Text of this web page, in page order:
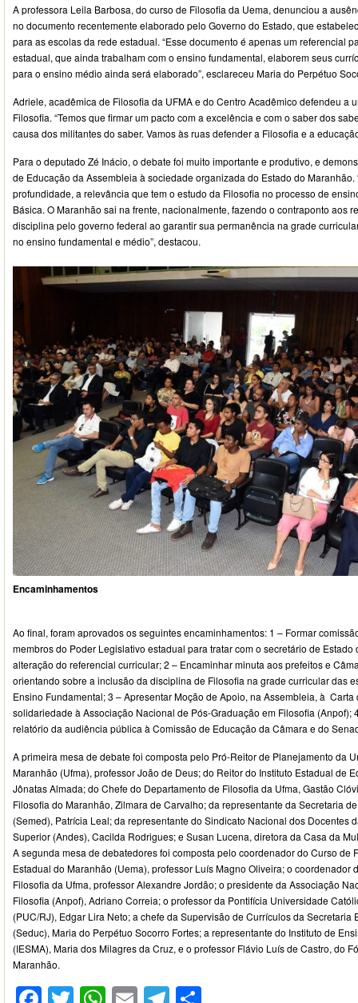
A professora Leila Barbosa, do curso de Filosofia da Uema, denunciou a
no documento recentemente elaborado pelo Governo do Estado, que
para as escolas da rede estadual. “Esse documento é apenas um referencial
estadual, que ainda trabalham com o ensino fundamental, elaborem seus
para o ensino médio ainda será elaborado”, esclareceu Maria do Perpétuo
Adriele, acadêmica de Filosofia da UFMA e do Centro Acadêmico defendeu a
Filosofia. “Temos que firmar um pacto com a excelência e com o saber dos
causa dos militantes do saber. Vamos às ruas defender a Filosofia e a
Para o deputado Zé Inácio, o debate foi muito importante e produtivo, e
de Educação da Assembleia à sociedade organizada do Estado do Maranhão.
profundidade, a relevância que tem o estudo da Filosofia no processo de
Básica. O Maranhão sai na frente, nacionalmente, fazendo o contraponto aos
disciplina pelo governo federal ao garantir sua permanência na grade
no ensino fundamental e médio”, destacou.
Encaminhamentos
Ao final, foram aprovados os seguintes encaminhamentos: 1 – Formar
membros do Poder Legislativo estadual para tratar com o secretário de Estado
alteração do referencial curricular; 2 – Encaminhar minuta aos prefeitos e
orientando sobre a inclusão da disciplina de Filosofia na grade curricular das
Ensino Fundamental; 3 – Apresentar Moção de Apoio, na Assembleia, à Carta
solidariedade à Associação Nacional de Pós-Graduação em Filosofia (Anpof);
relatório da audiência pública à Comissão de Educação da Câmara e do
A primeira mesa de debate foi composta pelo Pró-Reitor de Planejamento da
Maranhão (Ufma), professor João de Deus; do Reitor do Instituto Estadual de
Jônatas Almada; do Chefe do Departamento de Filosofia da Ufma, Gastão
Filosofia do Maranhão, Zilmara de Carvalho; da representante da Secretaria
(Semed), Patrícia Leal; da representante do Sindicato Nacional dos Docentes
Superior (Andes), Cacilda Rodrigues; e Susan Lucena, diretora da Casa da
A segunda mesa de debatedores foi composta pelo coordenador do Curso de
Estadual do Maranhão (Uema), professor Luís Magno Oliveira; o coordenador
Filosofia da Ufma, professor Alexandre Jordão; o presidente da Associação
Filosofia (Anpof), Adriano Correia; o professor da Pontifícia Universidade
(PUC/RJ), Edgar Lira Neto; a chefe da Supervisão de Currículos da Secretaria
(Seduc), Maria do Perpétuo Socorro Fortes; a representante do Instituto de
(IESMA), Maria dos Milagres da Cruz, e o professor Flávio Luís de Castro, do
Maranhão.